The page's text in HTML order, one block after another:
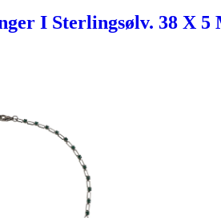
I Sterlingsølv. 38 X 5